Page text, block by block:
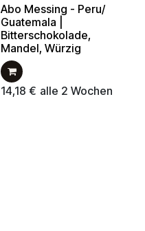
Abo Messing - Peru/
Guatemala |
Bitterschokolade,
Mandel, Würzig
14,18 € alle 2 Wochen